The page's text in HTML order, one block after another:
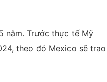
năm. Trước thực tế Mỹ
theo đó Mexico sẽ trao